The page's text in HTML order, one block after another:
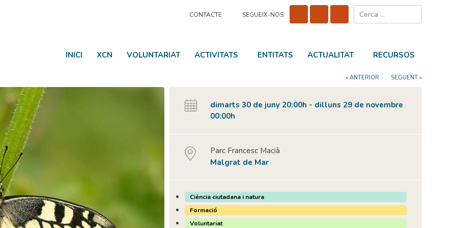
CONTACTE SEGUEIX-NOS:
INICI XCN VOLUNTARIAT ACTIVITATS ENTITATS ACTUALITAT RECURSOS
« ANTERIOR SEGÜENT »
dimarts 30 de juny 20:00h - dilluns 29 de novembre
00:00h
Parc Francesc Macià
Malgrat de Mar
Ciència ciutadana i natura
Formació
Voluntariat